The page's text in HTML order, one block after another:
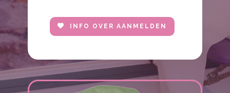
INFO OVER AANMELDEN